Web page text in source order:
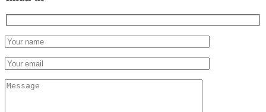
Hidden
fields